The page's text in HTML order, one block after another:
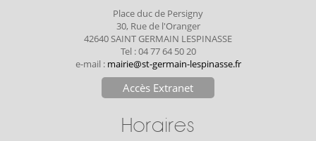
Place duc de Persigny
30, Rue de l'Oranger
42640 SAINT GERMAIN LESPINASSE
Tel : 04 77 64 50 20
e-mail : mairie@st-germain-lespinasse.fr
Accès Extranet
Horaires